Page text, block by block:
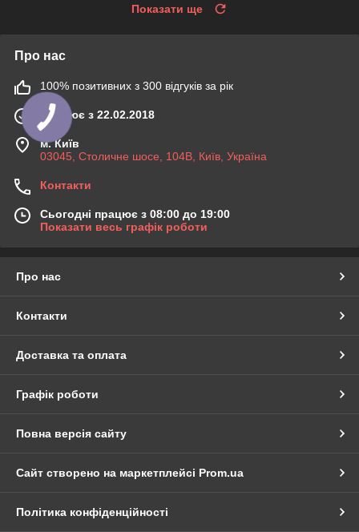
Показати ще
Про нас
100% позитивних з 300 відгуків за рік
Працює з 22.02.2018
м. Київ
03045, Столичне шосе, 104B, Київ, Україна
Контакти
Сьогодні працює з 08:00 до 19:00
Показати весь графік роботи
Про нас
Контакти
Доставка та оплата
Графік роботи
Повна версія сайту
Сайт створено на маркетплейсі Prom.ua
Політика конфіденційності